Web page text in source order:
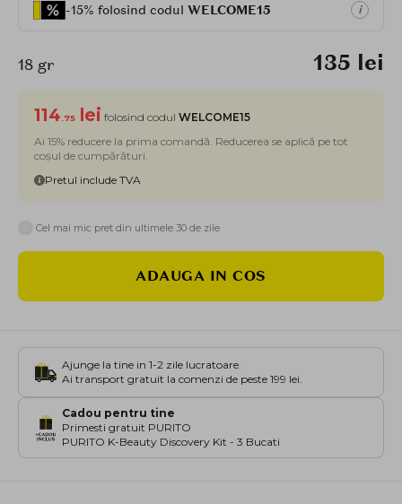
-15% folosind codul WELCOME15 i
18 gr 135 lei
114 .75 lei folosind codul WELCOME15
Ai 15% reducere la prima comandă. Reducerea se aplică pe tot
coșul de cumpărături.
Pretul include TVA
Cel mai mic pret din ultimele 30 de zile
ADAUGA IN COS
Ajunge la tine in 1-2 zile lucratoare.
Ai transport gratuit la comenzi de peste 199 lei.
Cadou pentru tine
Primesti gratuit PURITO
PURITO K-Beauty Discovery Kit - 3 Bucati